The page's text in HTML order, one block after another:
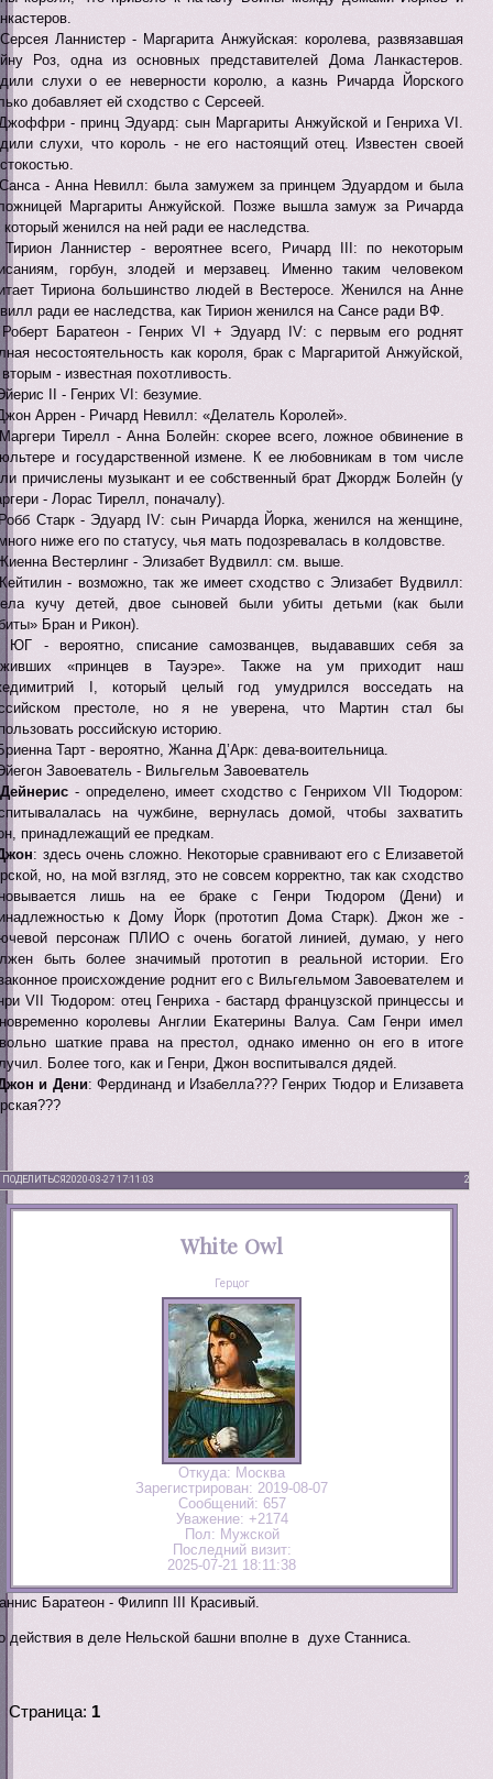
Ланнистер - Маргарита Анжуйская: королева, развязавшая
Роз, одна из основных представителей Дома Ланкастеров.
слухи о ее неверности королю, а казнь Ричарда Йорского
добавляет ей сходство с Серсеей.
- принц Эдуард: сын Маргариты Анжуйской и Генриха VI.
слухи, что король - не его настоящий отец. Известен своей
- Анна Невилл: была замужем за принцем Эдуардом и была
Маргариты Анжуйской. Позже вышла замуж за Ричарда
женился на ней ради ее наследства.
Ланнистер - вероятнее всего, Ричард III: по некоторым
горбун, злодей и мерзавец. Именно таким человеком
Тириона большинство людей в Вестеросе. Женился на Анне
ради ее наследства, как Тирион женился на Сансе ради ВФ.
Баратеон - Генрих VI + Эдуард IV: с первым его роднят
несостоятельность как короля, брак с Маргаритой Анжуйской,
- известная похотливость.
II - Генрих VI: безумие.
Аррен - Ричард Невилл: «Делатель Королей».
Тирелл - Анна Болейн: скорее всего, ложное обвинение в
и государственной измене. К ее любовникам в том числе
причислены музыкант и ее собственный брат Джордж Болейн (у
- Лорас Тирелл, поначалу).
Старк - Эдуард IV: сын Ричарда Йорка, женился на женщине,
ниже его по статусу, чья мать подозревалась в колдовстве.
Вестерлинг - Элизабет Вудвилл: см. выше.
- возможно, так же имеет сходство с Элизабет Вудвилл:
кучу детей, двое сыновей были убиты детьми (как были
Бран и Рикон).
- вероятно, списание самозванцев, выдававших себя за
«принцев в Тауэре». Также на ум приходит наш
I, который целый год умудрился восседать на
престоле, но я не уверена, что Мартин стал бы
российскую историю.
Тарт - вероятно, Жанна Д’Арк: дева-воительница.
Завоеватель - Вильгельм Завоеватель
Дейнерис- определено, имеет сходство с Генрихом VII Тюдором:
на чужбине, вернулась домой, чтобы захватить
принадлежащий ее предкам.
: здесь очень сложно. Некоторые сравнивают его с Елизаветой
но, на мой взгляд, это не совсем корректно, так как сходство
лишь на ее браке с Генри Тюдором (Дени) и
к Дому Йорк (прототип Дома Старк). Джон же -
персонаж ПЛИО с очень богатой линией, думаю, у него
быть более значимый прототип в реальной истории. Его
происхождение роднит его с Вильгельмом Завоевателем и
VII Тюдором: отец Генриха - бастард французской принцессы и
королевы Англии Екатерины Валуа. Сам Генри имел
шаткие права на престол, однако именно он его в итоге
Более того, как и Генри, Джон воспитывался дядей.
и Дени: Фердинанд и Изабелла??? Генрих Тюдор и Елизавета
ПОДЕЛИТЬСЯ 2
2020-03-27 17:11:03
White Owl
Герцог
Откуда: Москва
Зарегистрирован: 2019-08-07
Сообщений: 657
Уважение: +2174
Пол: Мужской
Последний визит:
2025-07-21 18:11:38
Баратеон - Филипп III Красивый.
действия в деле Нельской башни вполне в духе Станниса.
Страница: 1